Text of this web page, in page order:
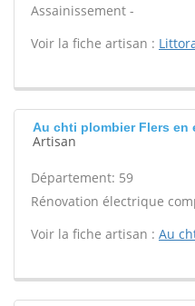
Assainissement -
Voir la fiche artisan :
Au chti plombier Flers en
Artisan
Département: 59
Rénovation électrique
Voir la fiche artisan : Au